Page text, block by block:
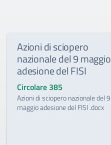
Azioni di sciopero
nazionale del 9 maggio
adesione del FISI
Circolare 385
Azioni di sciopero nazionale del 9
maggio adesione del FISI .docx